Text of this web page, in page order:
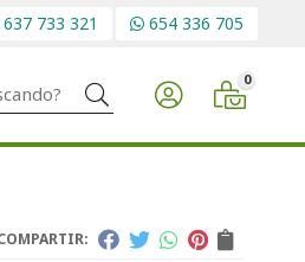
637 733 321 654 336 705
Buscar 0